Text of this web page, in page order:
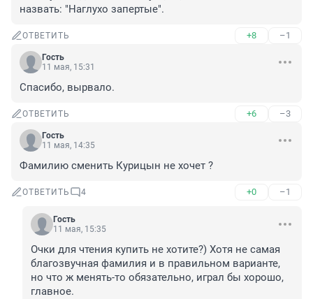
назвать: "Наглухо запертые".
ОТВЕТИТЬ +8 –1
Гость
11 мая, 15:31
Спасибо, вырвало.
ОТВЕТИТЬ +6 –3
Гость
11 мая, 14:35
Фамилию сменить Курицын не хочет ?
ОТВЕТИТЬ 4 +0 –1
Гость
11 мая, 15:35
Очки для чтения купить не хотите?) Хотя не самая
благозвучная фамилия и в правильном варианте,
но что ж менять-то обязательно, играл бы хорошо,
главное.